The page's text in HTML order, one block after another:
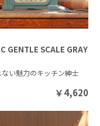
GENTLE SCALE GRAY
い魅力のキッチン紳士
￥4,620